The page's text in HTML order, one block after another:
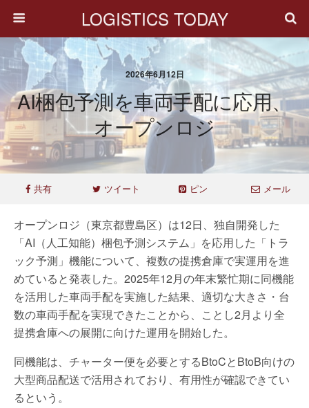
LOGISTICS TODAY
2026年6月12日
AI梱包予測を車両手配に応用、
オープンロジ
共有 ツイート ピン メール
オープンロジ（東京都豊島区）は12日、独自開発した
「AI（人工知能）梱包予測システム」を応用した「トラ
ック予測」機能について、複数の提携倉庫で実運用を進
めていると発表した。2025年12月の年末繁忙期に同機能
を活用した車両手配を実施した結果、適切な大きさ・台
数の車両手配を実現できたことから、ことし2月より全
提携倉庫への展開に向けた運用を開始した。
同機能は、チャーター便を必要とするBtoCとBtoB向けの
大型商品配送で活用されており、有用性が確認できてい
るという。